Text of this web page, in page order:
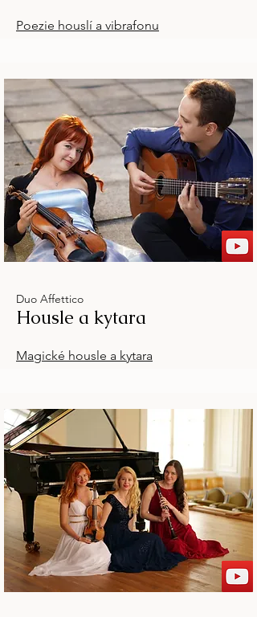
Poezie houslí a vibrafonu
Duo Affettico
Housle a kytara
Magické housle a kytara